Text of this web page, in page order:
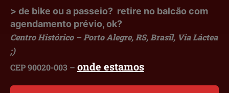
> de bike ou a passeio? retire no balcão com
agendamento prévio, ok?
Centro Histórico – Porto Alegre, RS, Brasil, Via Láctea
;)
CEP 90020-003 – onde estamos